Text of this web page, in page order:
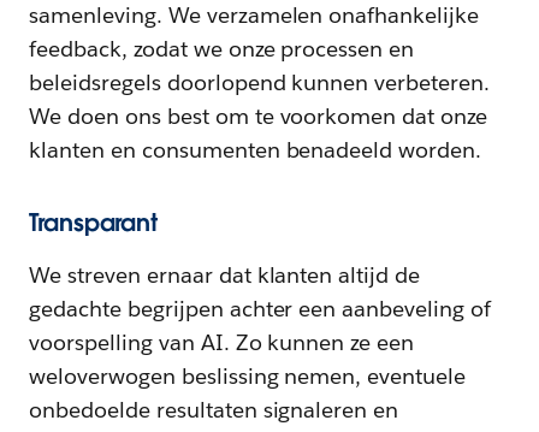
samenleving. We verzamelen onafhankelijke
feedback, zodat we onze processen en
beleidsregels doorlopend kunnen verbeteren.
We doen ons best om te voorkomen dat onze
klanten en consumenten benadeeld worden.
Transparant
We streven ernaar dat klanten altijd de
gedachte begrijpen achter een aanbeveling of
voorspelling van AI. Zo kunnen ze een
weloverwogen beslissing nemen, eventuele
onbedoelde resultaten signaleren en